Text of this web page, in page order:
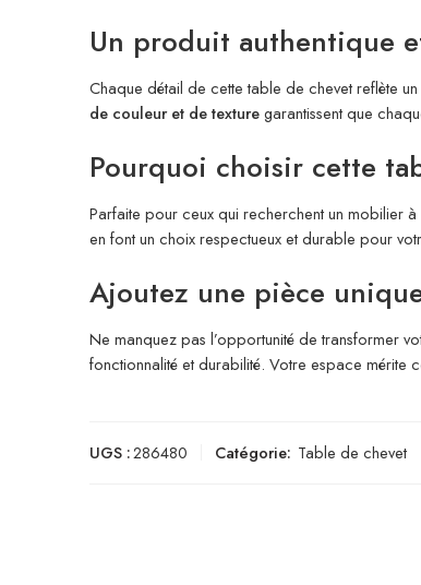
Un produit authentique
Chaque détail de cette table de chevet reflète un
de couleur et de texturegarantissent que
Pourquoi choisir cette
Parfaite pour ceux qui recherchent un mobilier à
en font un choix respectueux et durable pour
Ajoutez une pièce
Ne manquez pas l’opportunité de transformer
fonctionnalité et durabilité. Votre espace mérite
UGS :286480 Catégorie: Table de chevet